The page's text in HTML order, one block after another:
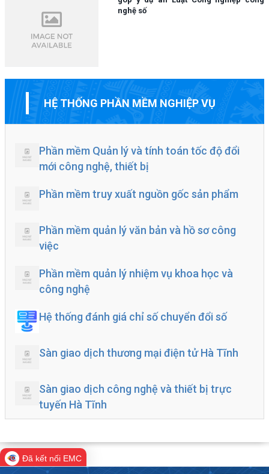
nghệ số
HỆ THỐNG PHẦN MỀM NGHIỆP VỤ
Phần mềm Quản lý và tính toán tốc độ đổi
mới công nghệ, thiết bị
Phần mềm truy xuất nguồn gốc sản phẩm
Phần mềm quản lý văn bản và hồ sơ công
việc
Phần mềm quản lý nhiệm vụ khoa học và
công nghệ
Hệ thống đánh giá chỉ số chuyển đổi số
Sàn giao dịch thương mại điện tử Hà Tĩnh
Sàn giao dịch công nghệ và thiết bị trực
tuyến Hà Tĩnh
Đã kết nối EMC